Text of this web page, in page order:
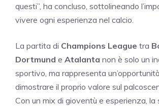
questi”, ha concluso, sottolineando
vivere ogni esperienza nel calcio.
La partita di Champions League tra
Dortmund e Atalanta non è solo un
sportivo, ma rappresenta
dimostrare il proprio valore sul
Con un mix di gioventù e esperienza, la